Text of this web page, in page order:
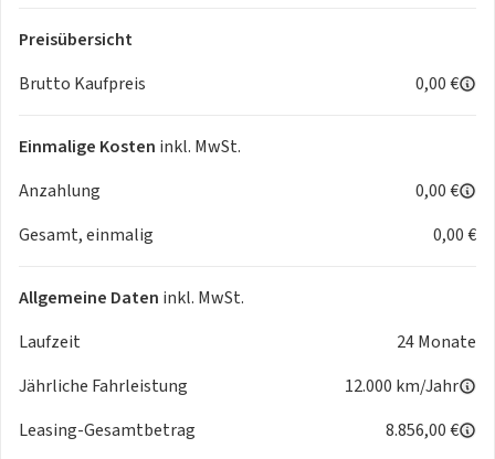
Preisübersicht
Brutto Kaufpreis
0,00 €
Einmalige Kosten inkl. MwSt.
Anzahlung
0,00 €
Gesamt, einmalig
0,00 €
Allgemeine Daten inkl. MwSt.
Laufzeit
24 Monate
Jährliche Fahrleistung
12.000 km/Jahr
Leasing-Gesamtbetrag
8.856,00 €